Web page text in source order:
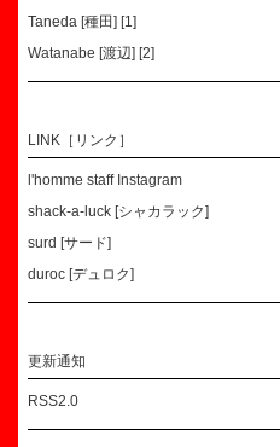
Taneda [種田] [1]
Watanabe [渡辺] [2]
LINK［リンク］
l'homme staff Instagram
shack-a-luck [シャカラック]
surd [サード]
duroc [デュロク]
更新通知
RSS2.0